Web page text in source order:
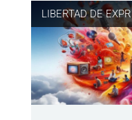
LIBERTAD DE